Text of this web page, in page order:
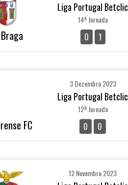
Liga Portugal Betclic
14ª Jornada
0 1
FC
3 Dezembro 2023
Liga Portugal Betclic
12ª Jornada
0 0
12 Novembro 2023